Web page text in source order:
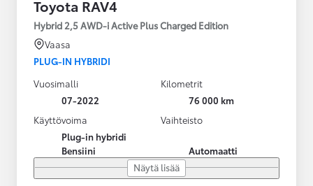
Toyota RAV4
Hybrid 2,5 AWD-i Active Plus Charged Edition
Vaasa
PLUG-IN HYBRIDI
Vuosimalli
07-2022
Kilometrit
76 000 km
Käyttövoima
Plug-in hybridi
Bensiini
Vaihteisto
Automaatti
Näytä lisää